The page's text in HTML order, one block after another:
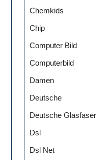
Chemkids
Chip
Computer Bild
Computerbild
Damen
Deutsche
Deutsche Glasfaser
Dsl
Dsl Net